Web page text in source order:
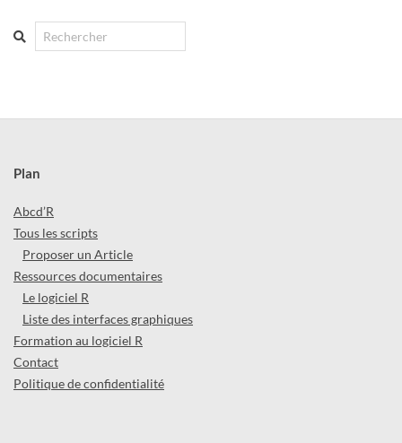
Search
Plan
Abcd’R
Tous les scripts
Proposer un Article
Ressources documentaires
Le logiciel R
Liste des interfaces graphiques
Formation au logiciel R
Contact
Politique de confidentialité